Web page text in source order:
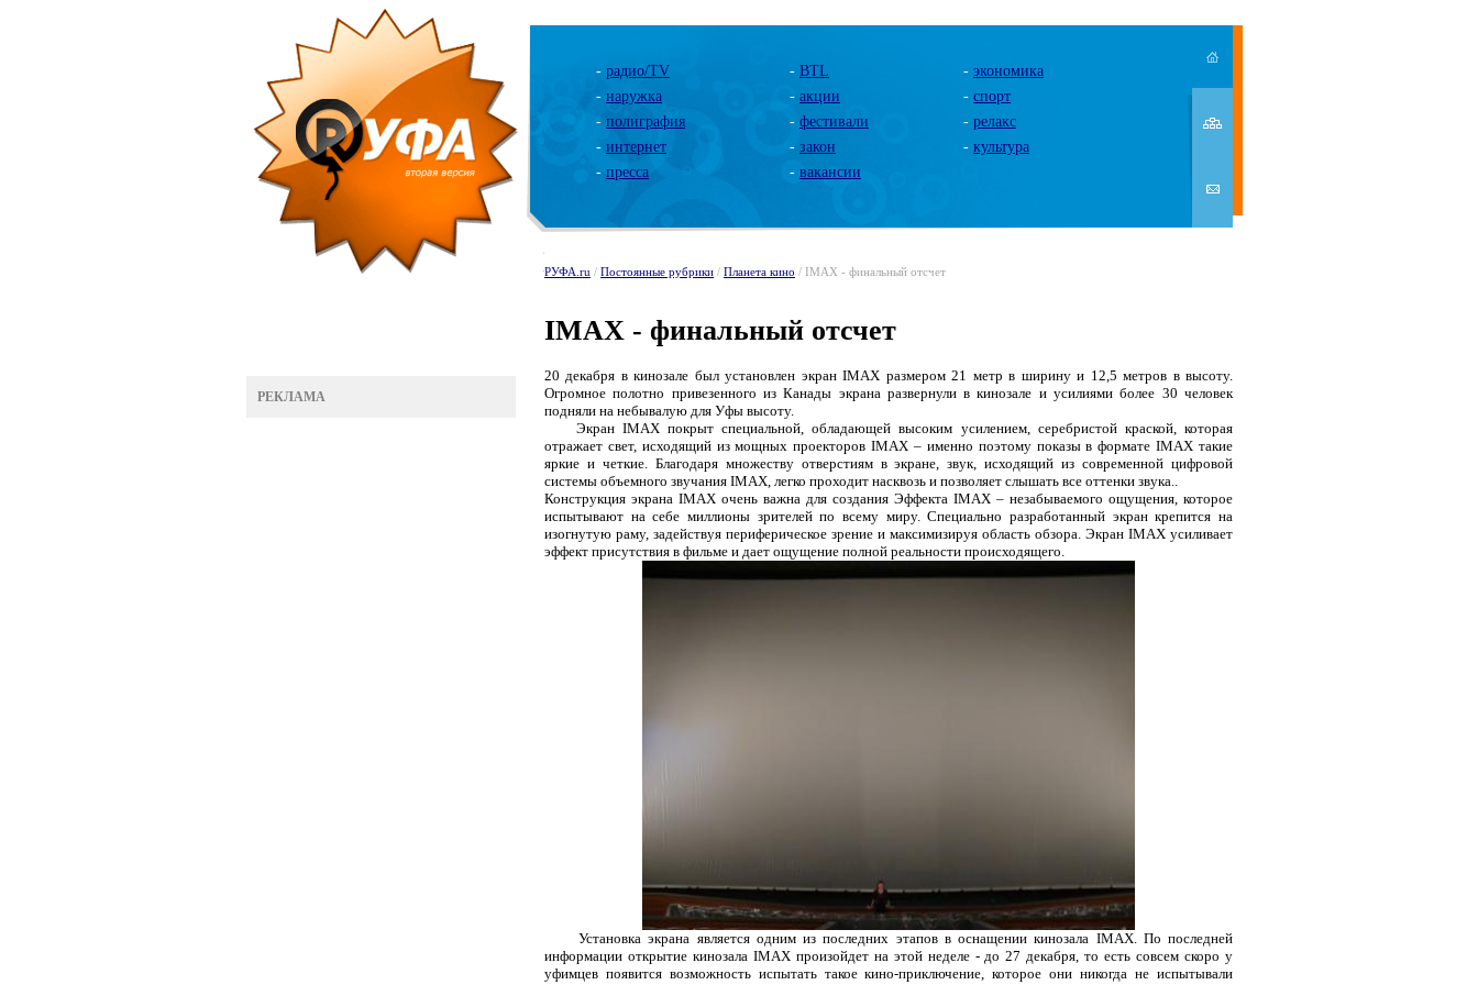
- радио/TV
- наружка
- полиграфия
- интернет
- пресса
- BTL
- акции
- фестивали
- закон
- вакансии
- экономика
- спорт
- релакс
- культура
РЕКЛАМА
РУФА.ru / Постоянные рубрики / Планета кино / IMAX - финальный отсчет
IMAX - финальный отсчет
20 декабря в кинозале был установлен экранIMAX размером 21 метр в ширину и 12,5 метров в высоту.
Огромное полотно привезенного из Канады экрана развернули в кинозале и усилиями более 30 человек
подняли на небывалую для Уфы высоту.
Экран IMAX покрыт специальной, обладающей высоким усилением, серебристой краской, которая
отражает свет, исходящий из мощных проекторов IMAX – именно поэтому показы в формате IMAX такие
яркие и четкие. Благодаря множеству отверстиям в экране, звук, исходящий из современной цифровой
системы объемного звучания IMAX, легко проходит насквозь и позволяет слышать все оттенки звука..
Конструкция экрана IMAX очень важна для создания Эффекта IMAX – незабываемого ощущения, которое
испытывают на себе миллионы зрителей по всему миру. Специально разработанный экран крепится на
изогнутую раму, задействуя периферическое зрение и максимизируя область обзора. Экран IMAX усиливает
эффект присутствия в фильме и дает ощущение полной реальности происходящего.
Установка экрана является одним из последних этапов в оснащении кинозала IMAX. По последней
информации открытие кинозала IMAX произойдет на этой неделе - до 27 декабря, то есть совсем скоро у
уфимцев появится возможность испытать такое кино-приключение, которое они никогда не испытывали